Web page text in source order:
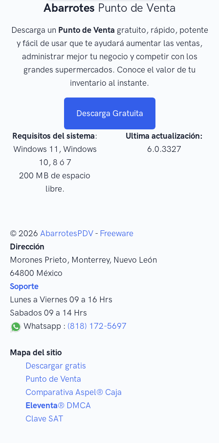
Abarrotes Punto de Venta
Descarga un Punto de Venta gratuito, rápido, potente
y fácil de usar que te ayudará aumentar las ventas,
administrar mejor tu negocio y competir con los
grandes supermercados. Conoce el valor de tu
inventario al instante.
Descarga Gratuita
Requisitos del sistema:
Windows 11, Windows
10, 8 ó 7
200 MB de espacio
libre.
Ultima actualización:
6.0.3327
© 2026 AbarrotesPDV - Freeware
Dirección
Morones Prieto, Monterrey, Nuevo León
64800 México
Soporte
Lunes a Viernes 09 a 16 Hrs
Sabados 09 a 14 Hrs
Whatsapp : (818) 172-5697
Mapa del sitio
Descargar gratis
Punto de Venta
Comparativa Aspel® Caja
Eleventa® DMCA
Clave SAT